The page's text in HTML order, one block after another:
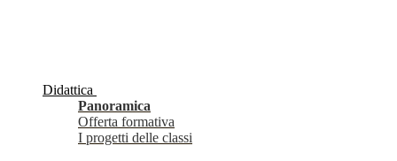
Didattica
Panoramica
Offerta formativa
I progetti delle classi